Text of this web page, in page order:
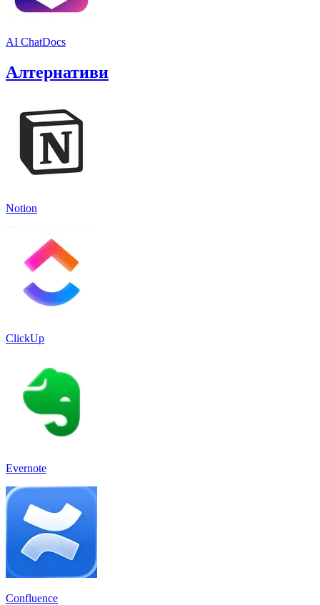
AI ChatDocs
Алтернативи
Notion
ClickUp
Evernote
Confluence